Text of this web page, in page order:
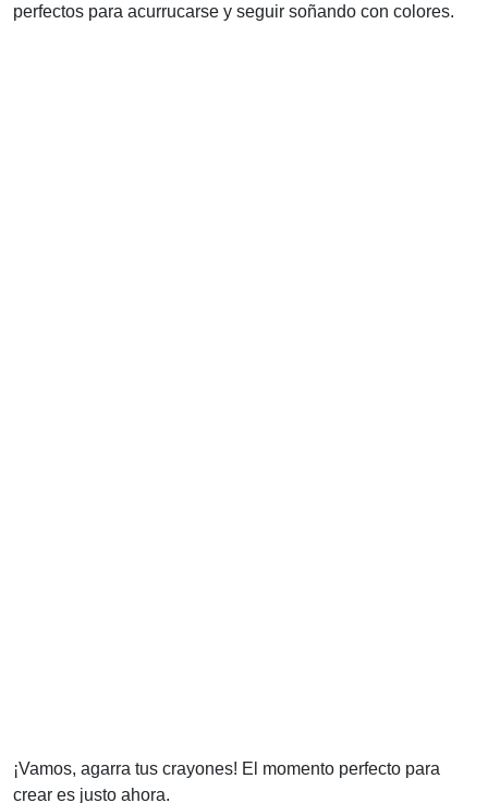
perfectos para acurrucarse y seguir soñando con colores.
¡Vamos, agarra tus crayones! El momento perfecto para
crear es justo ahora.